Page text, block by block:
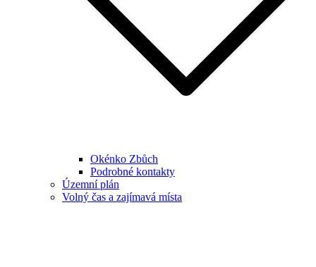
Okénko Zbůch
Podrobné kontakty
Územní plán
Volný čas a zajímavá místa